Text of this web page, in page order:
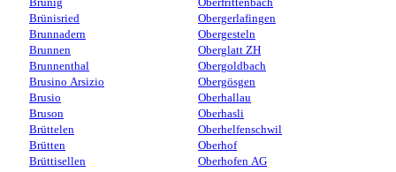
Brünisried
Brunnadern
Brunnen
Brunnenthal
Brusino Arsizio
Brusio
Bruson
Brüttelen
Brütten
Brüttisellen
Obergerlafingen
Obergesteln
Oberglatt ZH
Obergoldbach
Obergösgen
Oberhallau
Oberhasli
Oberhelfenschwil
Oberhof
Oberhofen AG